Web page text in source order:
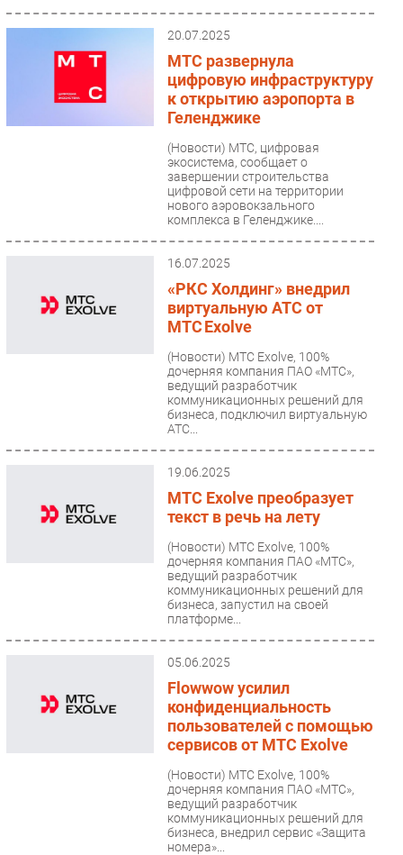
20.07.2025
МТС развернула
цифровую инфраструктуру
к открытию аэропорта в
Геленджике
(Новости) МТС, цифровая
экосистема, сообщает о
завершении строительства
цифровой сети на территории
нового аэровокзального
комплекса в Геленджике....
16.07.2025
«РКС Холдинг» внедрил
виртуальную АТС от
МТС Exolve
(Новости) МТС Exolve, 100%
дочерняя компания ПАО «МТС»,
ведущий разработчик
коммуникационных решений для
бизнеса, подключил виртуальную
АТС...
19.06.2025
МТС Exolve преобразует
текст в речь на лету
(Новости) МТС Exolve, 100%
дочерняя компания ПАО «МТС»,
ведущий разработчик
коммуникационных решений для
бизнеса, запустил на своей
платформе...
05.06.2025
Flowwow усилил
конфиденциальность
пользователей с помощью
сервисов от МТС Exolve
(Новости) МТС Exolve, 100%
дочерняя компания ПАО «МТС»,
ведущий разработчик
коммуникационных решений для
бизнеса, внедрил сервис «Защита
номера»...